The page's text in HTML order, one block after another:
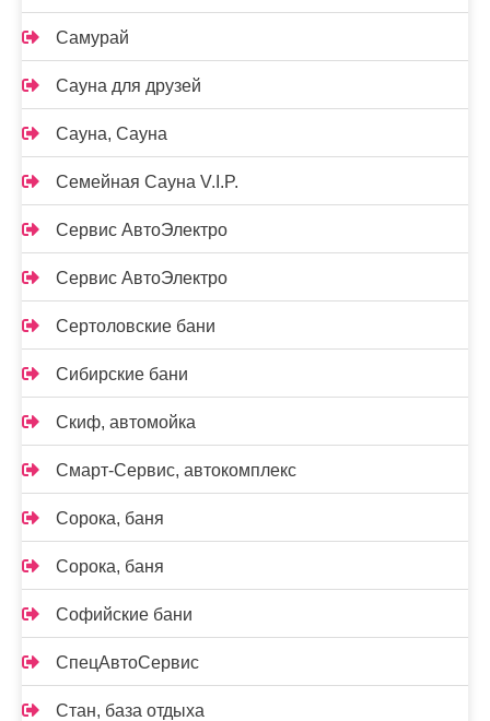
Самурай
Сауна для друзей
Сауна, Сауна
Семейная Сауна V.I.P.
Сервис АвтоЭлектро
Сервис АвтоЭлектро
Сертоловские бани
Сибирские бани
Скиф, автомойка
Смарт-Сервис, автокомплекс
Сорока, баня
Сорока, баня
Софийские бани
СпецАвтоСервис
Стан, база отдыха